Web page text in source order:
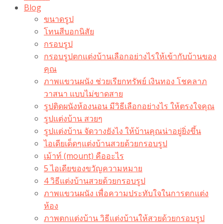
Blog
ขนาดรูป
โทนสีบอกนิสัย
กรอบรูป
กรอบรูปตกแต่งบ้านเลือกอย่างไรให้เข้ากับบ้านของ
คุณ
ภาพแขวนผนัง ช่วยเรียกทรัพย์ เงินทอง โชคลาภ
วาสนา แบบไม่ขาดสาย
รูปติดผนังห้องนอน มีวิธีเลือกอย่างไร ให้ตรงใจคุณ
รูปแต่งบ้าน สวยๆ
รูปแต่งบ้าน จัดวางยังไง ให้บ้านคุณน่าอยู่ยิ่งขึ้น
ไอเดียเด็ดๆแต่งบ้านสวยด้วยกรอบรูป
เม้าท์ (mount) คืออะไร​
5 ไอเดียของขวัญความหมาย
4 วิธีแต่งบ้านสวยด้วยกรอบรูป
ภาพแขวนผนัง เพื่อความประทับใจในการตกแต่ง
ห้อง
ภาพตกแต่งบ้าน วิธีแต่งบ้านให้สวยด้วยกรอบรูป